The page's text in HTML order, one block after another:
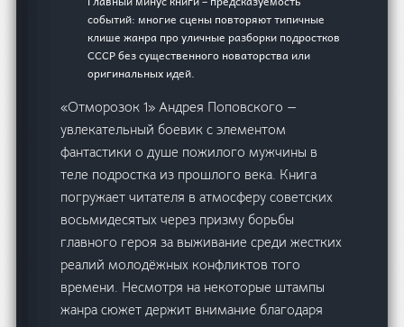
событий: многие сцены повторяют типичные
клише жанра про уличные разборки подростков
СССР без существенного новаторства или
оригинальных идей.
«Отморозок 1» Андрея Поповского —
увлекательный боевик с элементом
фантастики о душе пожилого мужчины в
теле подростка из прошлого века. Книга
погружает читателя в атмосферу советских
восьмидесятых через призму борьбы
главного героя за выживание среди жестких
реалий молодёжных конфликтов того
времени. Несмотря на некоторые штампы
жанра сюжет держит внимание благодаря